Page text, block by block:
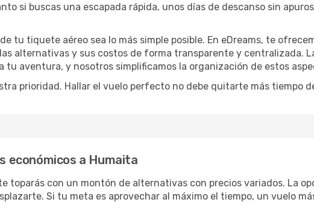
si buscas una escapada rápida, unos días de descanso sin
tu tiquete aéreo sea lo más simple posible. En eDreams, te
alternativas y sus costos de forma transparente y centralizada.
tu aventura, y nosotros simplificamos la organización de estos
prioridad. Hallar el vuelo perfecto no debe quitarte más tiempo
económicos a Humaita
toparás con un montón de alternativas con precios variados. La
Si tu meta es aprovechar al máximo el tiempo, un vuelo